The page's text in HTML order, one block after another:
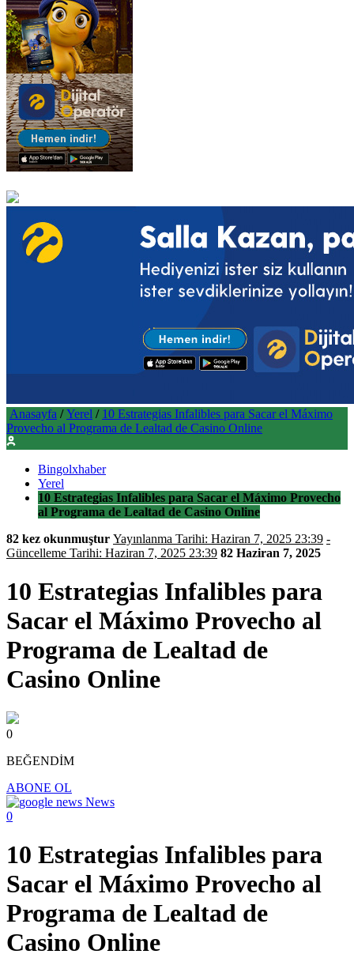
Anasayfa / Yerel / 10 Estrategias Infalibles para Sacar el Máximo
Provecho al Programa de Lealtad de Casino Online
Bingolxhaber
Yerel
10 Estrategias Infalibles para Sacar el Máximo Provecho
al Programa de Lealtad de Casino Online
82 kez okunmuştur
Yayınlanma Tarihi: Haziran 7, 2025 23:39 -
Güncelleme Tarihi: Haziran 7, 2025 23:39 82 Haziran 7, 2025
10 Estrategias Infalibles para
Sacar el Máximo Provecho al
Programa de Lealtad de
Casino Online
0
BEĞENDİM
ABONE OL
News
0
10 Estrategias Infalibles para
Sacar el Máximo Provecho al
Programa de Lealtad de
Casino Online